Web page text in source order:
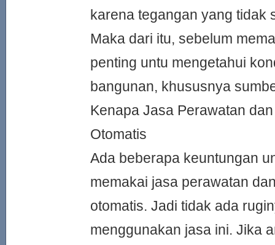
karena tegangan yang tidak
Maka dari itu, sebelum
penting untu mengetahui
bangunan, khususnya
Kenapa Jasa Perawatan
Otomatis
Ada beberapa keuntungan
memakai jasa perawatan
otomatis. Jadi tidak ada
menggunakan jasa ini. Jika